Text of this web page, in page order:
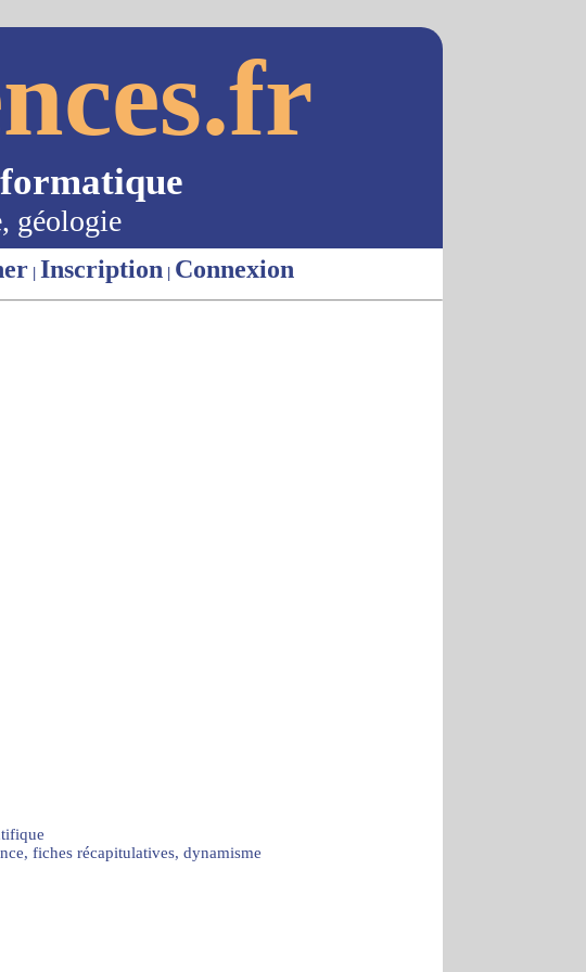
géologie
| Inscription | Connexion
fiches récapitulatives, dynamisme